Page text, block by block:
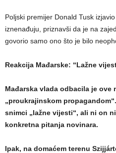
Poljski premijer Donald Tusk
iznenađuju, priznavši da je na
govorio samo ono što je bilo
Reakcija Mađarske: “Lažne
Mađarska vlada odbacila je ove
„proukrajinskom
snimci „lažne vijesti“, ali ni on
konkretna pitanja novinara.
Ipak, na domaćem terenu